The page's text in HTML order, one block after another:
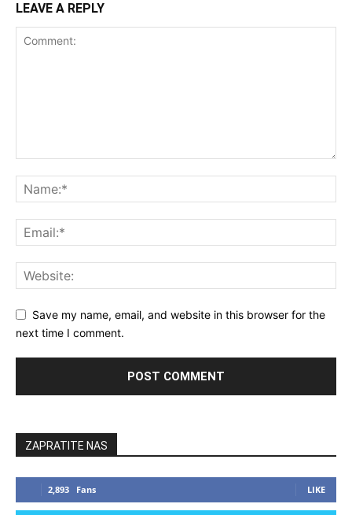
LEAVE A REPLY
Save my name, email, and website in this browser for the
next time I comment.
ZAPRATITE NAS
2,893 Fans LIKE